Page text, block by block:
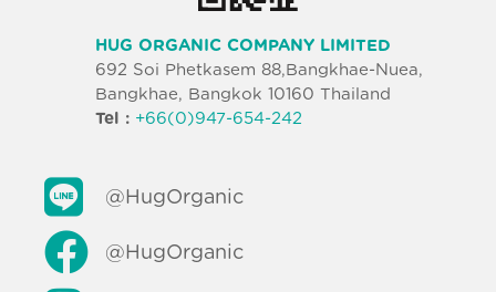
HUG ORGANIC COMPANY LIMITED
692 Soi Phetkasem 88,Bangkhae-Nuea,
Bangkhae, Bangkok 10160 Thailand
Tel : +66(0)947-654-242
@HugOrganic
@HugOrganic